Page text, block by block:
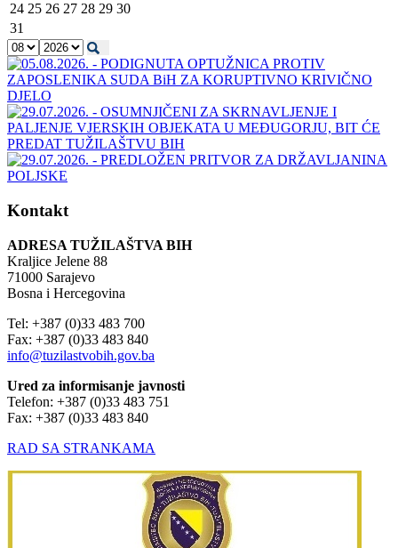
24 25 26 27 28 29 30
31
Kontakt
ADRESA TUŽILAŠTVA BIH
Kraljice Jelene 88
71000 Sarajevo
Bosna i Hercegovina
Tel: +387 (0)33 483 700
Fax: +387 (0)33 483 840
info@tuzilastvobih.gov.ba
Ured za informisanje javnosti
Telefon: +387 (0)33 483 751
Fax: +387 (0)33 483 840
RAD SA STRANKAMA